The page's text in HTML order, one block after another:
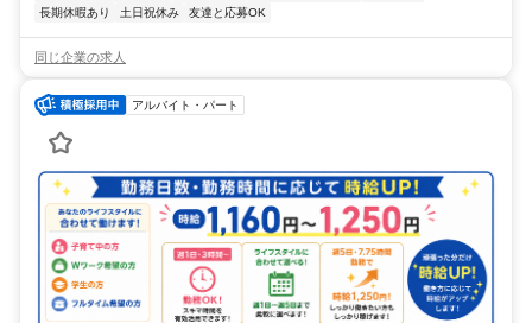
長期休暇あり
土日祝休み 友達と応募OK
同じ企業の求人
アルバイト・パート